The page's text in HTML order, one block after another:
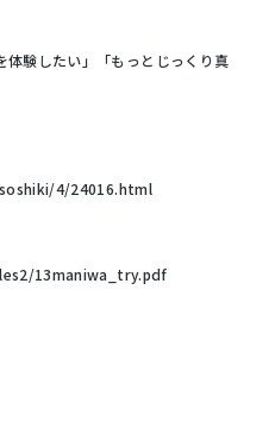
体験したい」「もっとじっくり真
4/24016.html
13maniwa_try.pdf